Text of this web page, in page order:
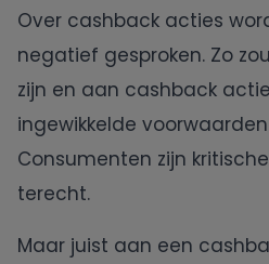
Over cashback acties
negatief gesproken. Zo
zijn en aan cashback
ingewikkelde
Consumenten zijn
terecht.
Maar juist aan een